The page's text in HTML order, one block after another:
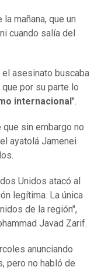
mañana, que un
cuando salía del
el asesinato buscaba
por su parte lo
internacional ".
que sin embargo no
ayatolá Jamenei
Unidos atacó al
legítima. La única
de la región",
Javad Zarif.
anunciando
pero no habló de